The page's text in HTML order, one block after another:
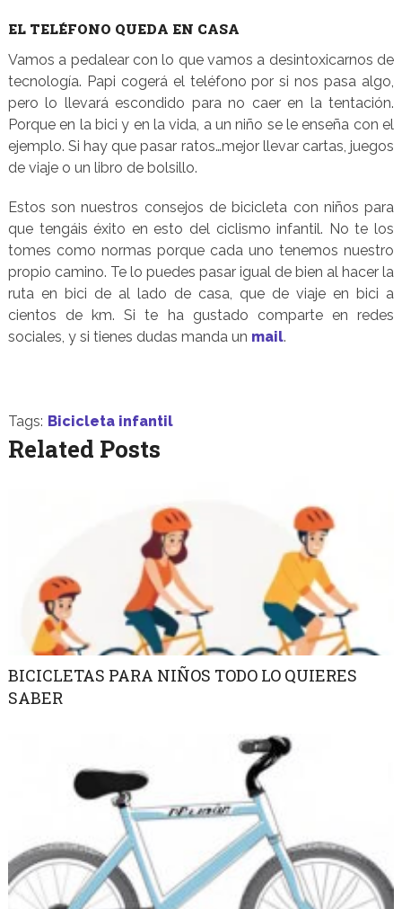
EL TELÉFONO QUEDA EN CASA
Vamos a pedalear con lo que vamos a desintoxicarnos de
tecnología. Papi cogerá el teléfono por si nos pasa algo,
pero lo llevará escondido para no caer en la tentación.
Porque en la bici y en la vida, a un niño se le enseña con el
ejemplo. Si hay que pasar ratos…mejor llevar cartas, juegos
de viaje o un libro de bolsillo.
Estos son nuestros consejos de bicicleta con niños para
que tengáis éxito en esto del ciclismo infantil. No te los
tomes como normas porque cada uno tenemos nuestro
propio camino. Te lo puedes pasar igual de bien al hacer la
ruta en bici de al lado de casa, que de viaje en bici a
cientos de km. Si te ha gustado comparte en redes
sociales, y si tienes dudas manda un mail.
Tags: Bicicleta infantil
Related Posts
BICICLETAS PARA NIÑOS TODO LO QUIERES
SABER